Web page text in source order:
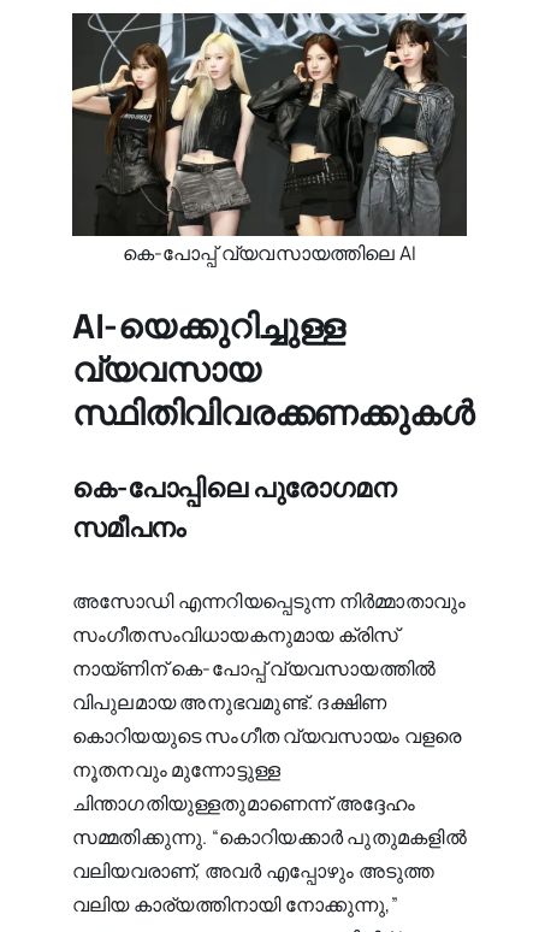
കെ-പോപ്പ് വ്യവസായത്തിലെ AI
AI-യെക്കുറിച്ചുള്ള
വ്യവസായ
സ്ഥിതിവിവരക്കണക്കുകൾ
കെ-പോപ്പിലെ പുരോഗമന
സമീപനം
അസോഡി എന്നറിയപ്പെടുന്ന നിർമ്മാതാവും
സംഗീതസംവിധായകനുമായ ക്രിസ്
നായ്ണിന് കെ-പോപ്പ് വ്യവസായത്തിൽ
വിപുലമായ അനുഭവമുണ്ട്. ദക്ഷിണ
കൊറിയയുടെ സംഗീത വ്യവസായം വളരെ
നൂതനവും മുന്നോട്ടുള്ള
ചിന്താഗതിയുള്ളതുമാണെന്ന് അദ്ദേഹം
സമ്മതിക്കുന്നു. “കൊറിയക്കാർ പുതുമകളിൽ
വലിയവരാണ്, അവർ എപ്പോഴും അടുത്ത
വലിയ കാര്യത്തിനായി നോക്കുന്നു,”